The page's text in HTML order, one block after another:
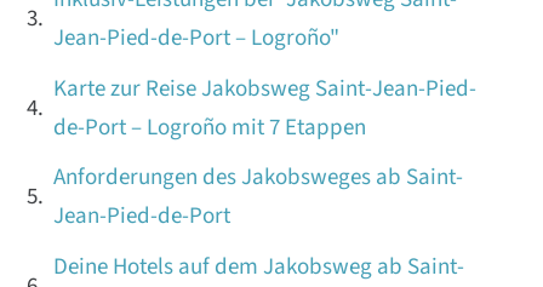
Jean-Pied-de-Port – Logroño"
Karte zur Reise Jakobsweg Saint-Jean-Pied-
de-Port – Logroño mit 7 Etappen
Anforderungen des Jakobsweges ab Saint-
Jean-Pied-de-Port
Deine Hotels auf dem Jakobsweg ab Saint-